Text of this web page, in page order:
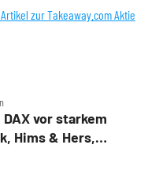
zur Takeaway.com Aktie
vor starkem
Hims & Hers,